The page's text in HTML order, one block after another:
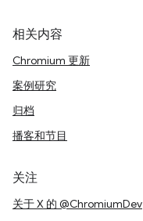
相关内容
Chromium 更新
案例研究
归档
播客和节目
关注
关于 X 的 @ChromiumDev